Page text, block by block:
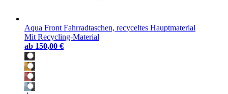
Aqua Front Fahrradtaschen, recyceltes Hauptmaterial
Mit Recycling-Material
ab 150,00 €